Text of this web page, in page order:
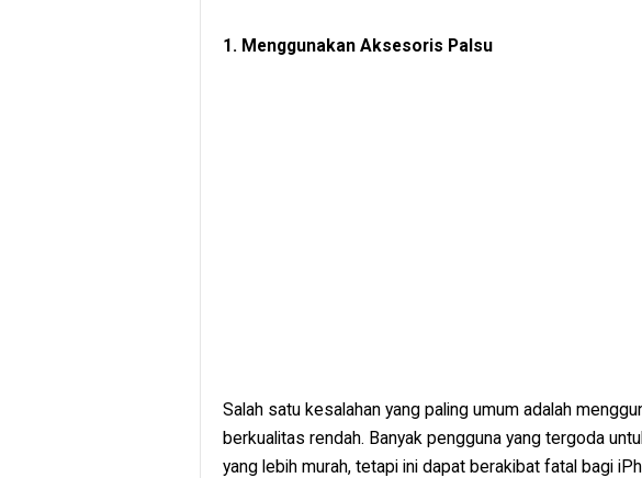
1. Menggunakan Aksesoris Palsu
Salah satu kesalahan yang paling umum adalah
berkualitas rendah. Banyak pengguna yang tergoda
yang lebih murah, tetapi ini dapat berakibat fatal bagi